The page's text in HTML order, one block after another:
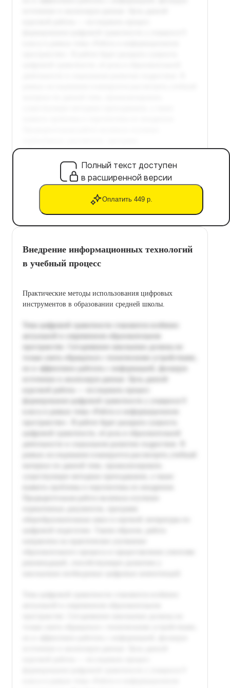
Полный текст доступен
в расширенной версии
Оплатить 449 р.
Внедрение информационных технологий
в учебный процесс
Практические методы использования цифровых
инструментов в образовании средней школы.